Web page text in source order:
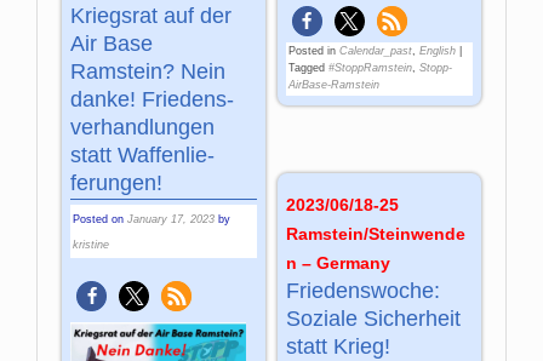
Posted in Calendar_past, English|
Tagged #StoppRamstein, Stopp-
AirBase-Ramstein
Kriegsrat auf der
Air Base
Ramstein? Nein
danke! Friedens­
ver­hand­lungen
statt Waffen­lie­
ferungen!
Posted onJanuary 17, 2023 by
kristine
2023/06/18-25
Ramstein/Steinwende
n – Germany
Friedenswoche:
Soziale Sicherheit
statt Krieg!